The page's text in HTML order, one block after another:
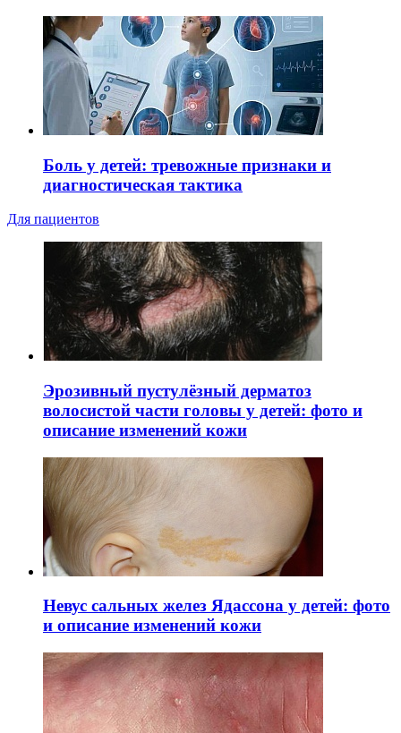
Боль у детей: тревожные признаки и
диагностическая тактика
Для пациентов
Эрозивный пустулёзный дерматоз
волосистой части головы у детей: фото и
описание изменений кожи
Невус сальных желез Ядассона у детей: фото
и описание изменений кожи